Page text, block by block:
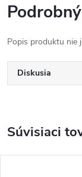
Popis produktu nie
Diskusia
Súvisiaci